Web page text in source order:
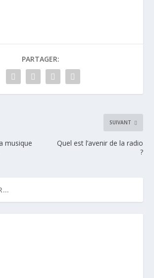
PARTAGER:
musique
SUIVANT
Quel est l’avenir de la radio
?